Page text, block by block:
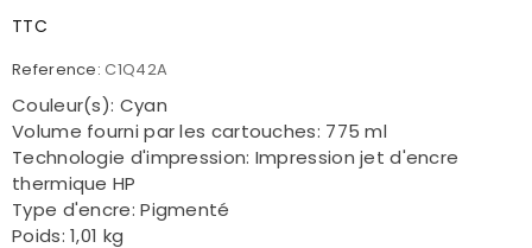
TTC
Reference: C1Q42A
Couleur(s): Cyan
Volume fourni par les cartouches: 775 ml
Technologie d'impression: Impression jet d'encre
thermique HP
Type d'encre: Pigmenté
Poids: 1,01 kg